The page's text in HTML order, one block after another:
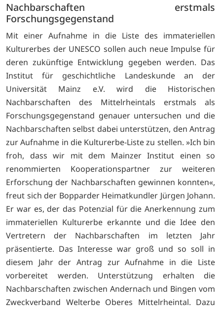
Nachbarschaften erstmals
Forschungsgegenstand
Mit einer Aufnahme in die Liste des immateriellen
Kulturerbes der UNESCO sollen auch neue Impulse für
deren zukünftige Entwicklung gegeben werden. Das
Institut für geschichtliche Landeskunde an der
Universität Mainz e.V. wird die Historischen
Nachbarschaften des Mittelrheintals erstmals als
Forschungsgegenstand genauer untersuchen und die
Nachbarschaften selbst dabei unterstützen, den Antrag
zur Aufnahme in die Kulturerbe-Liste zu stellen. »Ich bin
froh, dass wir mit dem Mainzer Institut einen so
renommierten Kooperationspartner zur weiteren
Erforschung der Nachbarschaften gewinnen konnten«,
freut sich der Bopparder Heimatkundler Jürgen Johann.
Er war es, der das Potenzial für die Anerkennung zum
immateriellen Kulturerbe erkannte und die Idee den
Vertretern der Nachbarschaften im letzten Jahr
präsentierte. Das Interesse war groß und so soll in
diesem Jahr der Antrag zur Aufnahme in die Liste
vorbereitet werden. Unterstützung erhalten die
Nachbarschaften zwischen Andernach und Bingen vom
Zweckverband Welterbe Oberes Mittelrheintal. Dazu